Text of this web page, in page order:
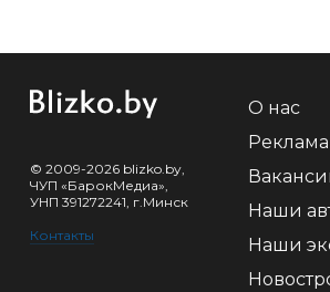
© 2009-2026 blizko.by,
ЧУП «БарокМедиа»,
УНП 391272241, г.Минск
Контакты
О нас
Реклама
Наши
Наши